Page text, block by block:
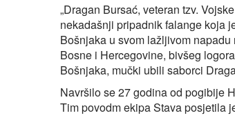
„Dragan Bursać, veteran tzv.
nekadašnji pripadnik falange koja
Bošnjaka u svom lažljivom
Bosne i Hercegovine, bivšeg
Bošnjaka, mučki ubili saborci
Navršilo se 27 godina od pogibije
Tim povodm ekipa Stava posjetila